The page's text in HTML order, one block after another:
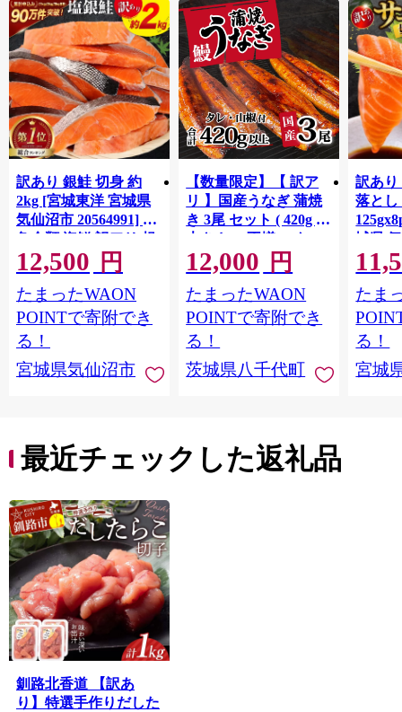
訳あり 銀鮭 切身 約
2kg [宮城東洋 宮城県
気仙沼市 20564991] 鮭
魚介類 海鮮 訳アリ 規
格外 不揃い さけ サケ
鮭切身 シャケ 切り身
冷凍 家庭用 おかず 弁
当 支援 サーモン 銀鮭
切り身 魚 わけあり
12,500 円
たまったWAON
POINTで寄附でき
る！
宮城県気仙沼市
【数量限定】【 訳ア
リ 】国産うなぎ 蒲焼
き 3尾 セット ( 420g )
大きさ の不揃い タ
レ・山椒付き ウナギ
鰻 ふぞろい 不揃い う
な重 ひつまぶし 人気
茨城 八千代町 ふるさ
と納税 冷凍 [SF951ya]
12,000 円
たまったWAON
POINTで寄附でき
る！
茨城県八千代町
訳あり
落とし
城県
お刺し
生 生
鮭 銀
介
たま
る！
宮城
最近チェックした返礼品
釧路北香道 【訳あ
り】特選手作りだした